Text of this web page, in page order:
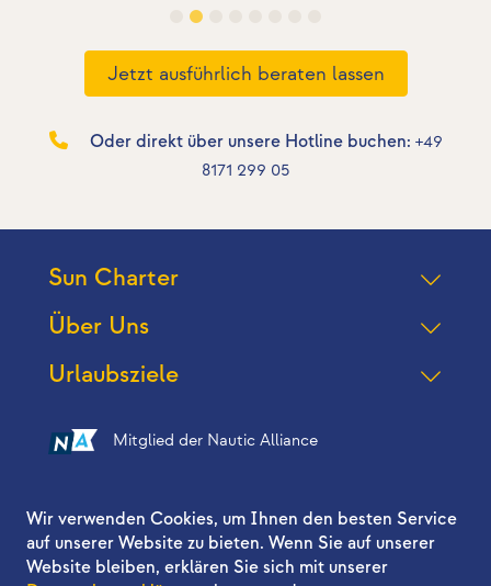
Jetzt ausführlich beraten lassen
Oder direkt über unsere Hotline buchen: +49
8171 299 05
Sun Charter
Über Uns
Urlaubsziele
Mitglied der Nautic Alliance
Wir verwenden Cookies, um Ihnen den besten Service
auf unserer Website zu bieten. Wenn Sie auf unserer
Website bleiben, erklären Sie sich mit unserer